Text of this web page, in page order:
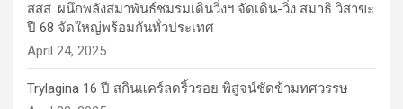
สสส. ผนึกพลังสมาพันธ์ชมรมเดินวิ่งฯ จัดเดิน-วิ่ง สมาธิ วิสาขะ
ปี 68 จัดใหญ่พร้อมกันทั่วประเทศ
April 24, 2025
Trylagina 16 ปี สกินแคร์ลดริ้วรอย พิสูจน์ชัดข้ามทศวรรษ